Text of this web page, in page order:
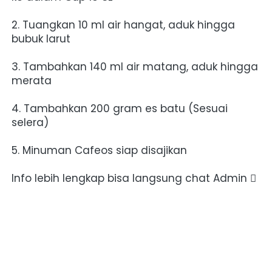
2. Tuangkan 10 ml air hangat, aduk hingga
bubuk larut
3. Tambahkan 140 ml air matang, aduk hingga
merata
4. Tambahkan 200 gram es batu (Sesuai
selera)
5. Minuman Cafeos siap disajikan
Info lebih lengkap bisa langsung chat Admin 